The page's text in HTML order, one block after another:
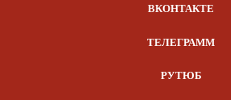
ВКОНТАКТЕ
ТЕЛЕГРАММ
РУТЮБ